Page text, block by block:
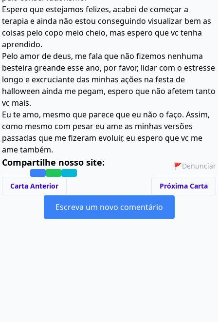
Espero que estejamos felizes, acabei de começar a
terapia e ainda não estou conseguindo visualizar bem as
coisas pelo copo meio cheio, mas espero que vc tenha
aprendido.
Pelo amor de deus, me fala que não fizemos nenhuma
besteira greande esse ano, por favor, lidar com o estresse
longo e excruciante das minhas ações na festa de
halloween ainda me pegam, espero que não afetem tanto
vc mais.
Eu te amo, mesmo que parece que eu não o faço. Assim,
como mesmo com pesar eu ame as minhas versões
passadas que me fizeram evoluir, eu espero que vc me
ame também.
Compartilhe nosso site: 🚩Denunciar
Carta Anterior Próxima Carta
Escreva um novo comentário